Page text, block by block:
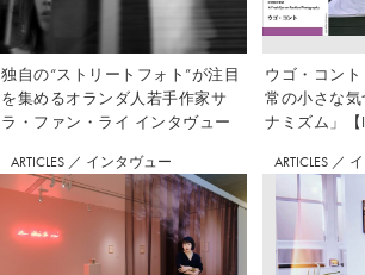
独自の“ストリートフォト”が注目
を集めるオランダ人若手作家サ
ラ・ファン・ライ インタヴュー
ウゴ・コン
常の小さな
ナミズム」【
ARTICLES ／ インタヴュー ARTICLES ／